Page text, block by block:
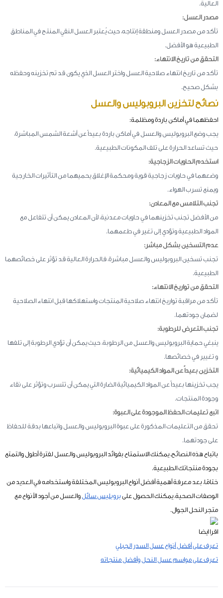
العالية.
مصدر العسل:
تأكد من مصدر العسل ومنطقة إنتاجه، حيث يُعتبر العسل النقي المنتج في المناطق
الطبيعية هو الأفضل.
التحقق من تاريخ الانتهاء:
تأكد من تاريخ انتهاء صلاحية العسل واختر العسل الذي يكون قد تم تخزينه وحفظه
بشكل صحيح.
نصائح لتخزين البروبوليس والعسل
احفظهما في أماكن باردة ومظلمة:
يجب وضع البروبوليس والعسل في أماكن باردة بعيداً عن أشعة الشمس المباشرة،
حيث تساعد الحرارة على تلف المكونات الطبيعية.
استخدم الحاويات الزجاجية:
وضعهما في حاويات زجاجية قوية ومحكمة الإغلاق يحميهما من التأثيرات الخارجية
ويمنع تسرب الهواء.
تجنب التلامس مع المعادن:
من الأفضل تجنب تخزينهما في حاويات معدنية، لأن المعادن يمكن أن تتفاعل مع
المواد الطبيعية وتؤدي إلى تغير في طعمهما.
عدم التسخين بشكل مباشر:
تجنب تسخين البروبوليس والعسل مباشرة، فالحرارة العالية قد تؤثر على خصائصهما
الطبيعية.
التحقق من تواريخ الانتهاء:
تأكد من مراقبة تواريخ انتهاء صلاحية المنتجات واستهلاكها قبل انتهاء الصلاحية
لضمان جودتهما.
تجنب التعرض للرطوبة:
ينبغي حماية البروبوليس والعسل من الرطوبة، حيث يمكن أن تؤدي الرطوبة إلى تلفها
و تغيير في خصائصها.
التخزين بعيداً عن المواد الكيميائية:
يجب تخزينها بعيداً عن المواد الكيميائية الضارة التي يمكن أن تتسرب وتؤثر على نقاء
وجودة المنتجات.
اتبع تعليمات الحفظ الموجودة على العبوة:
تحقق من التعليمات المذكورة على عبوة البروبوليس والعسل واتباعها بدقة للحفاظ
على جودتهما.
باتباع هذه النصائح، يمكنك الاستمتاع بفوائد البروبوليس والعسل لفترة أطول والتمتع
بجودة منتجاتك الطبيعية.
ختامًا، بعد معرفة أهمية أفضل أنواع البروبوليس المختلفة واستخدامه في العديد من
الوصفات الصحية، يمكنك الحصول على بروبليس سائلوالعسل من أجود الأنواع مع
متجر النحل الجوال.
اقرا ايضا
تعرف على أفضل أنواع عسل السدر الجبلي
تعرف على مواسم عسل النحل وأفضل منتجاته